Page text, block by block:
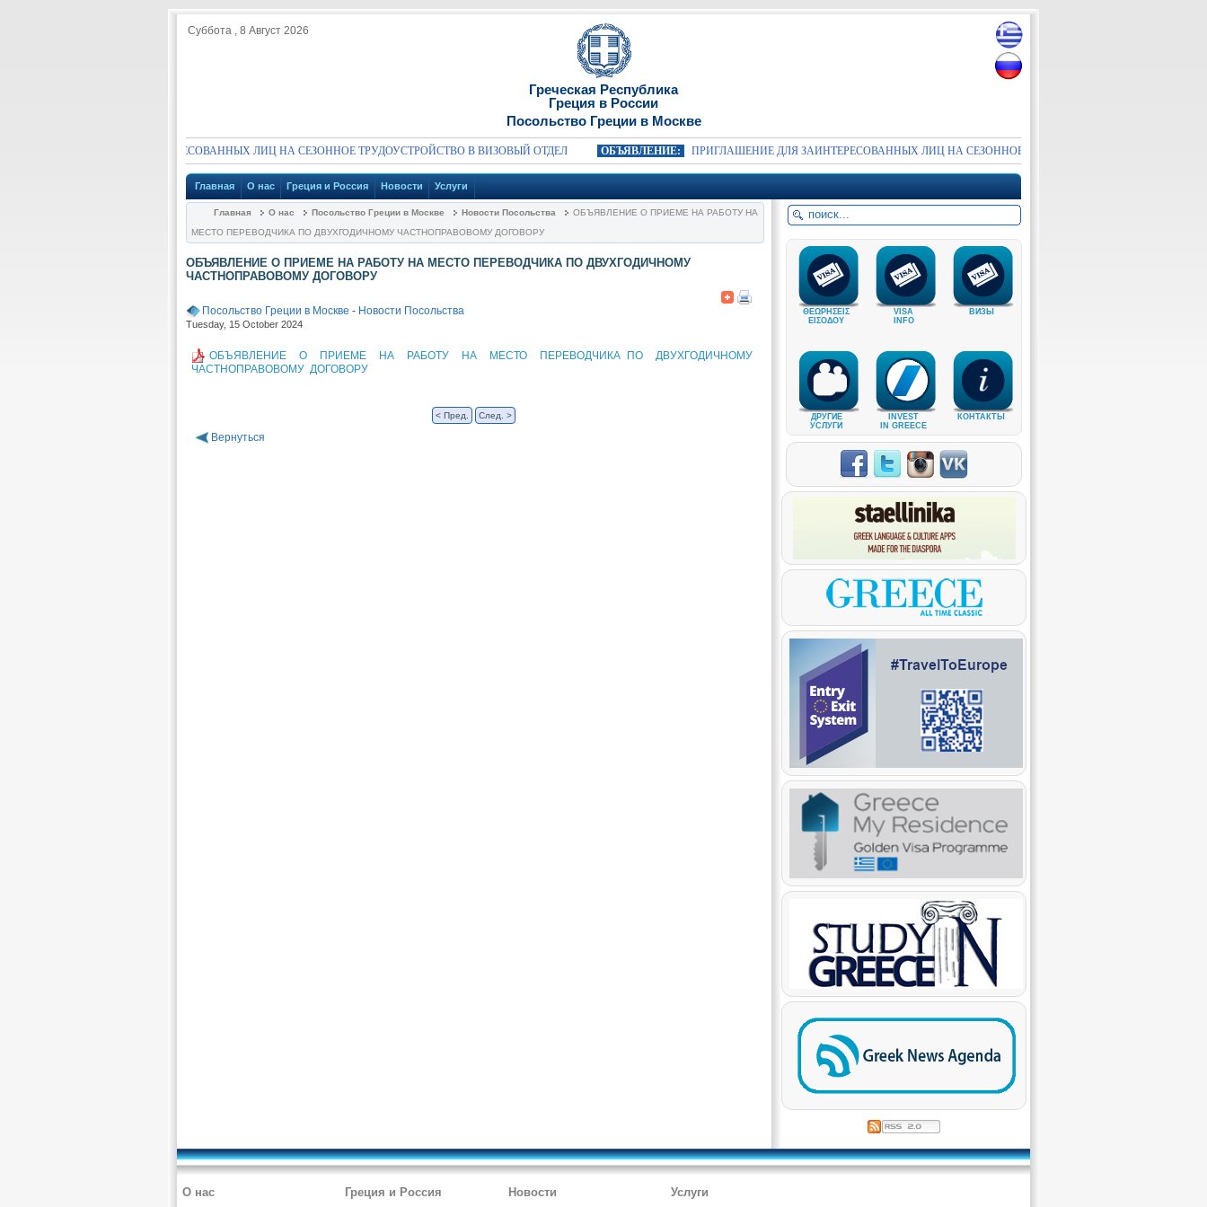
Суббота , 8 Август 2026
Греческая Республика
Греция в России
Посольство Греции в Москве
ПРИГЛАШЕНИЕ ДЛЯ ЗАИНТЕРЕСОВАННЫХ ЛИЦ НА СЕЗОННОЕ ТРУДОУСТРОЙСТВО В ВИЗОВЫЙ ОТДЕЛ ОБЪЯВЛЕНИЕ: ПРИГЛАШЕНИЕ ДЛЯ ЗАИНТЕРЕСОВАННЫХ ЛИЦ НА СЕЗОННОЕ ТРУДОУСТРОЙСТВО В ВИЗОВЫЙ
Главная О нас Греция и Россия Новости Услуги
Главная О нас Посольство Греции в Москве Новости Посольства
ОБЪЯВЛЕНИЕ О ПРИЕМЕ НА РАБОТУ НА
МЕСТО ПЕРЕВОДЧИКА ПО ДВУХГОДИЧНОМУ ЧАСТНОПРАВОВОМУ ДОГОВОРУ
ОБЪЯВЛЕНИЕ О ПРИЕМЕ НА РАБОТУ НА МЕСТО ПЕРЕВОДЧИКА ПО ДВУХГОДИЧНОМУ
ЧАСТНОПРАВОВОМУ ДОГОВОРУ
Посольство Греции в Москве - Новости Посольства
Tuesday, 15 October 2024
ОБЪЯВЛЕНИЕ О ПРИЕМЕ НА РАБОТУ НА МЕСТО ПЕРЕВОДЧИКА ПО ДВУХГОДИЧНОМУ
ЧАСТНОПРАВОВОМУ ДОГОВОРУ
< Пред. След. >
Вернуться
ΘΕΩΡΗΣΕΙΣ
ΕΙΣΟΔΟΥ
VISA
INFO
ВИЗЫ
ДРУГИЕ
УСЛУГИ
INVEST
IN GREECE
КОНТАКТЫ
О нас Греция и Россия Новости Услуги